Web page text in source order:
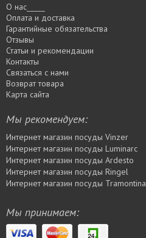
О нас_____
Оплата и доставка
Гарантийные обязательства
Отзывы
Статьи и рекомендации
Контакты
Связаться с нами
Возврат товара
Карта сайта
Мы рекомендуем:
Интернет магазин посуды Vinzer
Интернет магазин посуды Luminarc
Интернет магазин посуды Ardesto
Интернет магазин посуды Rіngel
Интернет магазин посуды Tramontina
Мы принимаем: